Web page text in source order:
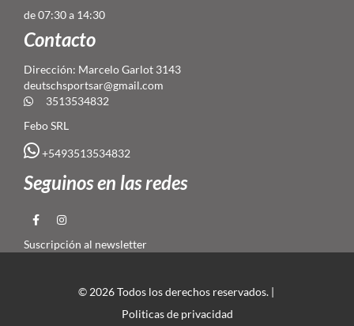
de 07:30 a 14:30
Contacto
Dirección: Marcelo Garlot 3143
deutschsportsar@gmail.com
3513534832
Febo SRL
+5493513534832
Seguinos en las redes
Suscripción al newsletter
© 2026 Todos los derechos reservados. |
Politicas de privacidad